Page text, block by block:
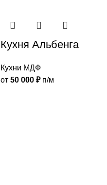
Кухня Альбенга
Кухни МДФ
от 50 000 ₽п/м